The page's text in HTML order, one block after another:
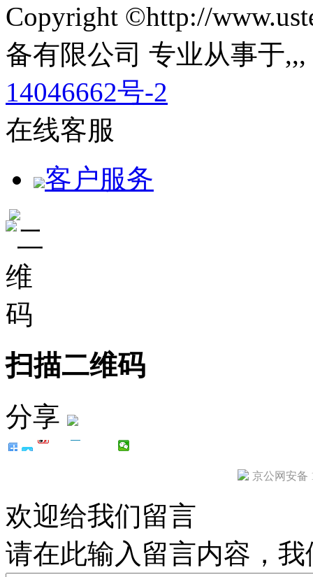
Copyright ©http://
备有限公司 专业从事于,,
14046662号-2
在线客服
客户服务
扫描二维码
分享
京公网安备
欢迎给我们留言
请在此输入留言内容，